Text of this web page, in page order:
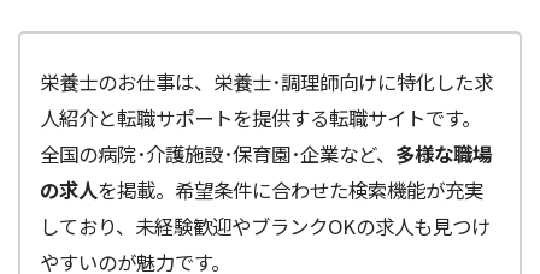
栄養士のお仕事は、栄養士･調理師向けに特化した求
人紹介と転職サポートを提供する転職サイトです。
全国の病院･介護施設･保育園･企業など、 多様な職場
の求人を掲載。希望条件に合わせた検索機能が充実
しており、未経験歓迎やブランクOKの求人も見つけ
やすいのが魅力です。